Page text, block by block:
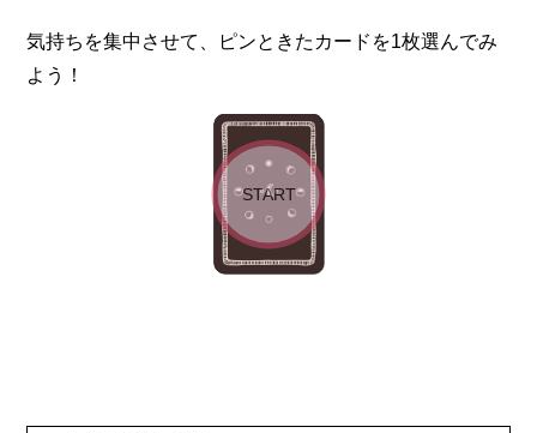
気持ちを集中させて、ピンときたカードを1枚選んでみ
よう！
START